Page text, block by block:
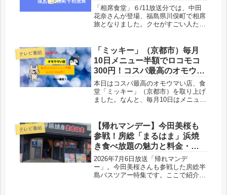
「相席食堂」６/11放送分では、中田
花奈さんが登場、福島県川俣町で相席
旅となりました。クセがすごい人たち
モ祭りや12メートルの長～い焼き鳥も
登場！
テレビ番組
「ミッキー」（京都市）毎月
10日メニュー半額でロコモコ
300円！コスパ最高のオモウマ
い店
本日はコスパ最高のオモウマい店、食
堂「ミッキー」（京都市）を取り上げ
ました。なんと、毎月10日はメニュー
けに、めちゃ美味しいんですね。足を
運んでみたくなるお店でしょう。
テレビ番組
【帰れマンデー】今田美桜も
参戦！房総「まるはま」浜焼
き食べ放題の魅力と料金・口
コミ
2026年7月6日放送「帰れマンデ
ー」。今田美桜さんも参戦した房総半
島バスツアー特集です。ここで紹介さ